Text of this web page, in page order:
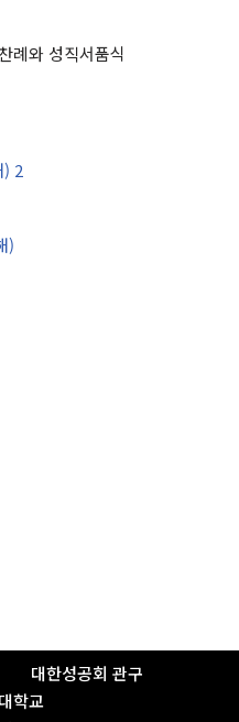
례와 성직서품식
) 2
)
대한성공회 관구
학교